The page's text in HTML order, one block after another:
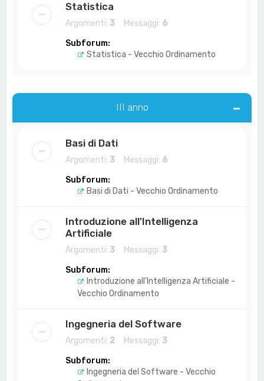
Statistica
Argomenti: 3 Messaggi: 6
Subforum:
Statistica - Vecchio Ordinamento
III anno
Basi di Dati
Argomenti: 3 Messaggi: 6
Subforum:
Basi di Dati - Vecchio Ordinamento
Introduzione all'Intelligenza
Artificiale
Argomenti: 3 Messaggi: 3
Subforum:
Introduzione all'Intelligenza Artificiale -
Vecchio Ordinamento
Ingegneria del Software
Argomenti: 2 Messaggi: 3
Subforum:
Ingegneria del Software - Vecchio